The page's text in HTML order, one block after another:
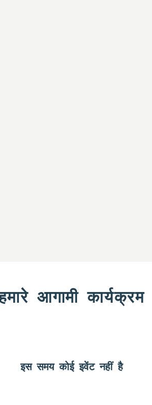
आगामी कार्यक्रम
इस समय कोई इवेंट नहीं है